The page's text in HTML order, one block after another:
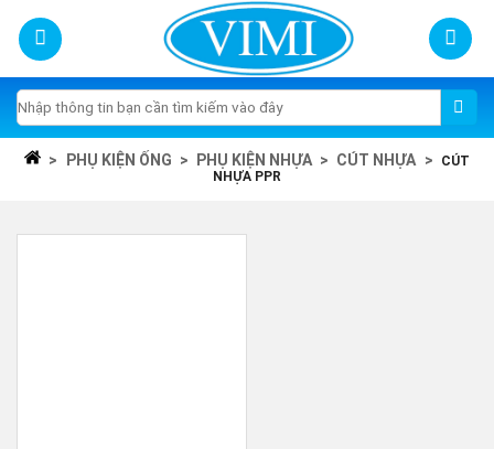
content
Tìm
kiếm:
> PHỤ KIỆN ỐNG > PHỤ KIỆN NHỰA > CÚT NHỰA >
CÚT
NHỰA PPR